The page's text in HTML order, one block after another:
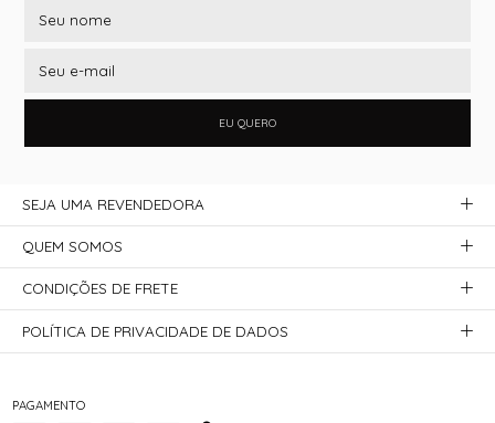
EU QUERO
PAGAMENTO
SEJA UMA REVENDEDORA
QUEM SOMOS
CONDIÇÕES DE FRETE
POLÍTICA DE PRIVACIDADE DE DADOS